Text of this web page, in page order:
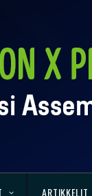
ARTIKKELIT